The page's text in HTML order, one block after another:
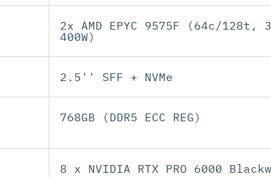
2x AMD EPYC 9575F (64c/128t,
400W)
2.5'' SFF + NVMe
768GB (DDR5 ECC REG)
8 x NVIDIA RTX PRO 6000